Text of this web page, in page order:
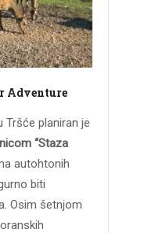
Adventure
planiran je
“Staza
autohtonih
biti
Osim šetnjom